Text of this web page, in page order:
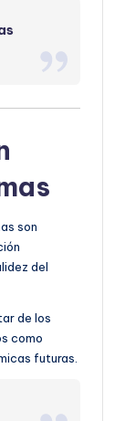
son
del
de los
como
futuras.